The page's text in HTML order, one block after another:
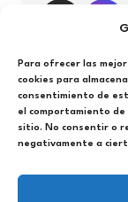
Para ofrecer las
cookies para
consentimiento de
el comportamiento
sitio. No consentir o
negativamente a
Búsqueda
Búsqueda